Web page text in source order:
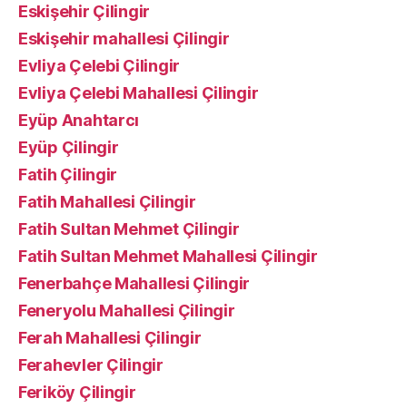
Eskişehir Çilingir
Eskişehir mahallesi Çilingir
Evliya Çelebi Çilingir
Evliya Çelebi Mahallesi Çilingir
Eyüp Anahtarcı
Eyüp Çilingir
Fatih Çilingir
Fatih Mahallesi Çilingir
Fatih Sultan Mehmet Çilingir
Fatih Sultan Mehmet Mahallesi Çilingir
Fenerbahçe Mahallesi Çilingir
Feneryolu Mahallesi Çilingir
Ferah Mahallesi Çilingir
Ferahevler Çilingir
Feriköy Çilingir